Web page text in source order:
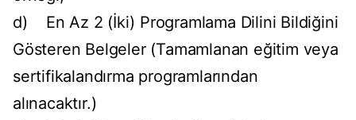
d) En Az 2 (İki) Programlama Dilini Bildiğini
Gösteren Belgeler (Tamamlanan eğitim veya
sertifikalandırma programlarından
alınacaktır.)